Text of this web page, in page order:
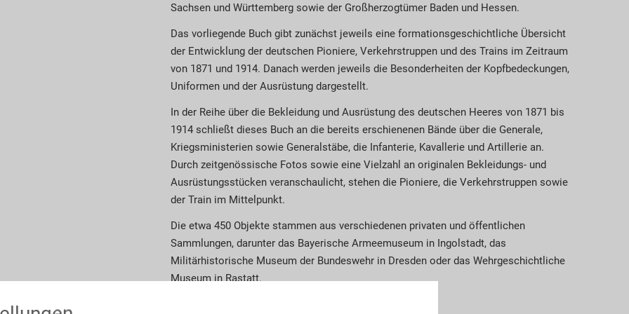
Sachsen und Württemberg sowie der Großherzogtümer Baden und Hessen.
Das vorliegende Buch gibt zunächst jeweils eine formationsgeschichtliche Übersicht
der Entwicklung der deutschen Pioniere, Verkehrstruppen und des Trains im Zeitraum
von 1871 und 1914. Danach werden jeweils die Besonderheiten der Kopfbedeckungen,
Uniformen und der Ausrüstung dargestellt.
In der Reihe über die Bekleidung und Ausrüstung des deutschen Heeres von 1871 bis
1914 schließt dieses Buch an die bereits erschienenen Bände über die Generale,
Kriegsministerien sowie Generalstäbe, die Infanterie, Kavallerie und Artillerie an.
Durch zeitgenössische Fotos sowie eine Vielzahl an originalen Bekleidungs- und
Ausrüstungsstücken veranschaulicht, stehen die Pioniere, die Verkehrstruppen sowie
der Train im Mittelpunkt.
Die etwa 450 Objekte stammen aus verschiedenen privaten und öffentlichen
Sammlungen, darunter das Bayerische Armeemuseum in Ingolstadt, das
Militärhistorische Museum der Bundeswehr in Dresden oder das Wehrgeschichtliche
Museum in Rastatt.